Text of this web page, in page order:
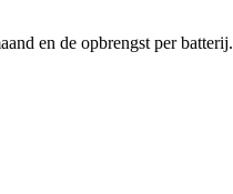
en de opbrengst per batterij.